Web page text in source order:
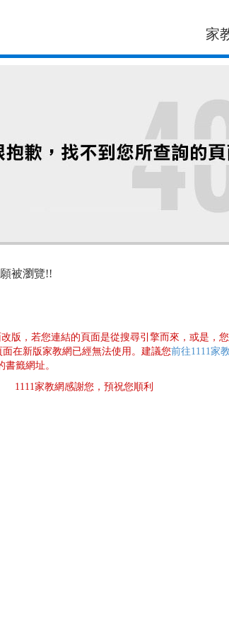
家
被瀏覽!!
改版，若您連結的頁面是從搜尋引擎而來，或是，
在新版家教網已經無法使用。建議您前往1111家
籤網址。
1111家教網感謝您，預祝您順利